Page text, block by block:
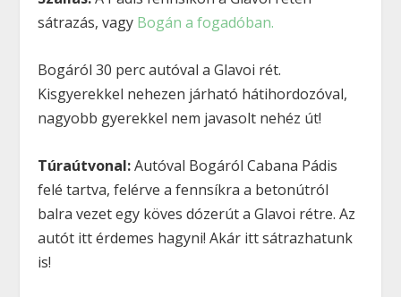
sátrazás, vagy Bogán a fogadóban.
Bogáról 30 perc autóval a Glavoi rét.
Kisgyerekkel nehezen járható hátihordozóval,
nagyobb gyerekkel nem javasolt nehéz út!
Túraútvonal:Autóval Bogáról Cabana Pádis
felé tartva, felérve a fennsíkra a betonútról
balra vezet egy köves dózerút a Glavoi rétre. Az
autót itt érdemes hagyni! Akár itt sátrazhatunk
is!